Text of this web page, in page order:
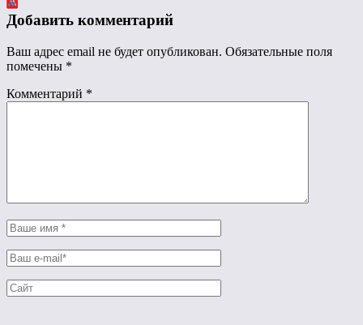
Добавить комментарий
Ваш адрес email не будет опубликован. Обязательные поля
помечены *
Комментарий *